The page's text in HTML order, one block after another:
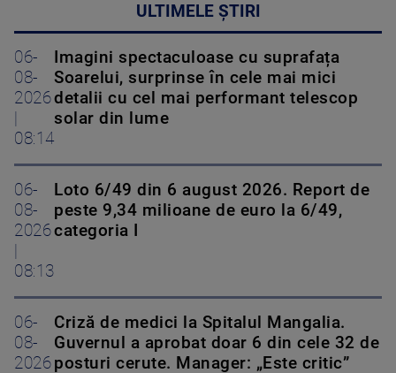
ULTIMELE ȘTIRI
06-
08-
2026
08:14
Imagini spectaculoase cu suprafața
Soarelui, surprinse în cele mai mici
detalii cu cel mai performant telescop
solar din lume
06-
08-
2026
08:13
Loto 6/49 din 6 august 2026. Report de
peste 9,34 milioane de euro la 6/49,
categoria I
06-
08-
2026
Criză de medici la Spitalul Mangalia.
Guvernul a aprobat doar 6 din cele 32 de
posturi cerute. Manager: „Este critic”